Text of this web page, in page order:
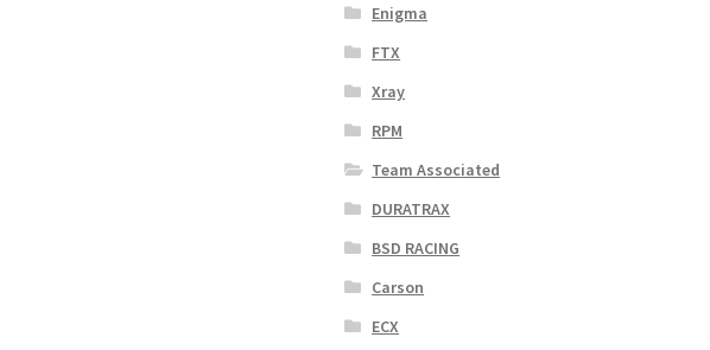
Enigma
FTX
Xray
RPM
Team Associated
DURATRAX
BSD RACING
Carson
ECX